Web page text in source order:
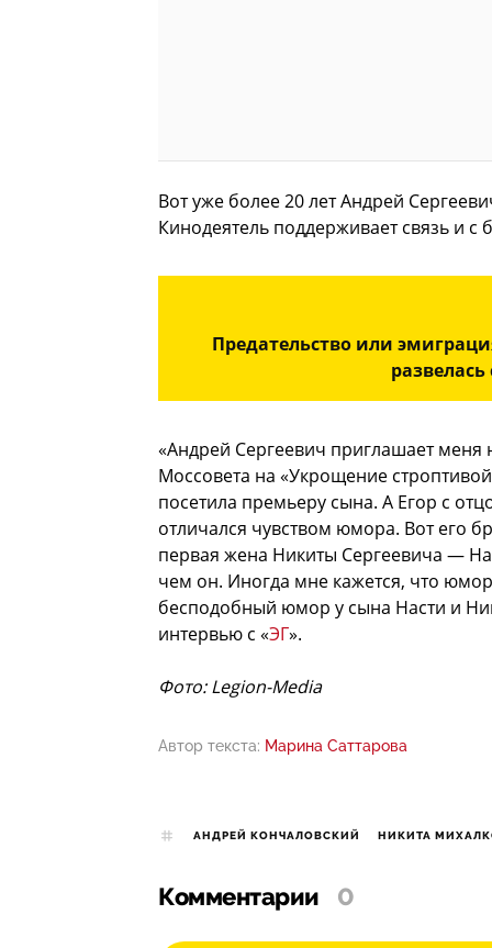
Вот уже более 20 лет Андрей
Кинодеятель поддерживает связь и с
Предательство или
«Андрей Сергеевич приглашает
Моссовета на «Укрощение
посетила премьеру сына. А Егор с
отличался чувством юмора. Вот его
первая жена Никиты Сергеевича —
чем он. Иногда мне кажется, что
бесподобный юмор у сына Насти и
интервью с «ЭГ».
Фото: Legion-Media
Автор текста: Марина Саттарова
АНДРЕЙ КОНЧАЛОВСКИЙ НИКИТА
Комментарии 0